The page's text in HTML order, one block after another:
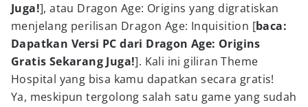
Juga!], atau Dragon Age: Origins yang digratiskan
menjelang perilisan Dragon Age: Inquisition [baca:
Dapatkan Versi PC dari Dragon Age: Origins
Gratis Sekarang Juga!]. Kali ini giliran Theme
Hospital yang bisa kamu dapatkan secara gratis!
Ya, meskipun tergolong salah satu game yang sudah